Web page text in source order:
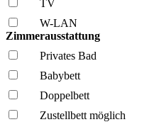
TV
W-LAN
Zimmerausstattung
Privates Bad
Babybett
Doppelbett
Zustellbett möglich